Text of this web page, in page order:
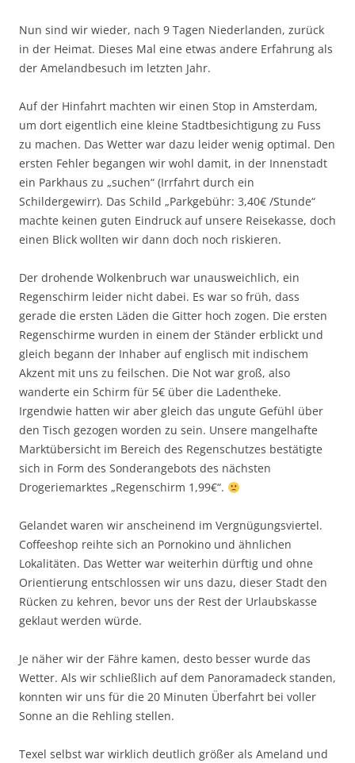
Nun sind wir wieder, nach 9 Tagen Niederlanden, zurück
in der Heimat. Dieses Mal eine etwas andere Erfahrung als
der Amelandbesuch im letzten Jahr.
Auf der Hinfahrt machten wir einen Stop in Amsterdam,
um dort eigentlich eine kleine Stadtbesichtigung zu Fuss
zu machen. Das Wetter war dazu leider wenig optimal. Den
ersten Fehler begangen wir wohl damit, in der Innenstadt
ein Parkhaus zu „suchen“ (Irrfahrt durch ein
Schildergewirr). Das Schild „Parkgebühr: 3,40€ /Stunde“
machte keinen guten Eindruck auf unsere Reisekasse, doch
einen Blick wollten wir dann doch noch riskieren.
Der drohende Wolkenbruch war unausweichlich, ein
Regenschirm leider nicht dabei. Es war so früh, dass
gerade die ersten Läden die Gitter hoch zogen. Die ersten
Regenschirme wurden in einem der Ständer erblickt und
gleich begann der Inhaber auf englisch mit indischem
Akzent mit uns zu feilschen. Die Not war groß, also
wanderte ein Schirm für 5€ über die Ladentheke.
Irgendwie hatten wir aber gleich das ungute Gefühl über
den Tisch gezogen worden zu sein. Unsere mangelhafte
Marktübersicht im Bereich des Regenschutzes bestätigte
sich in Form des Sonderangebots des nächsten
Drogeriemarktes „Regenschirm 1,99€“.
Gelandet waren wir anscheinend im Vergnügungsviertel.
Coffeeshop reihte sich an Pornokino und ähnlichen
Lokalitäten. Das Wetter war weiterhin dürftig und ohne
Orientierung entschlossen wir uns dazu, dieser Stadt den
Rücken zu kehren, bevor uns der Rest der Urlaubskasse
geklaut werden würde.
Je näher wir der Fähre kamen, desto besser wurde das
Wetter. Als wir schließlich auf dem Panoramadeck standen,
konnten wir uns für die 20 Minuten Überfahrt bei voller
Sonne an die Rehling stellen.
Texel selbst war wirklich deutlich größer als Ameland und